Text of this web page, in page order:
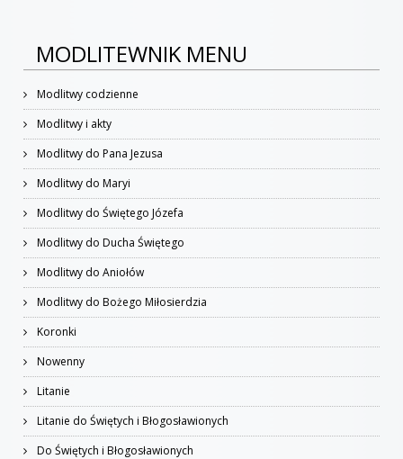
MODLITEWNIK MENU
Modlitwy codzienne
Modlitwy i akty
Modlitwy do Pana Jezusa
Modlitwy do Maryi
Modlitwy do Świętego Józefa
Modlitwy do Ducha Świętego
Modlitwy do Aniołów
Modlitwy do Bożego Miłosierdzia
Koronki
Nowenny
Litanie
Litanie do Świętych i Błogosławionych
Do Świętych i Błogosławionych